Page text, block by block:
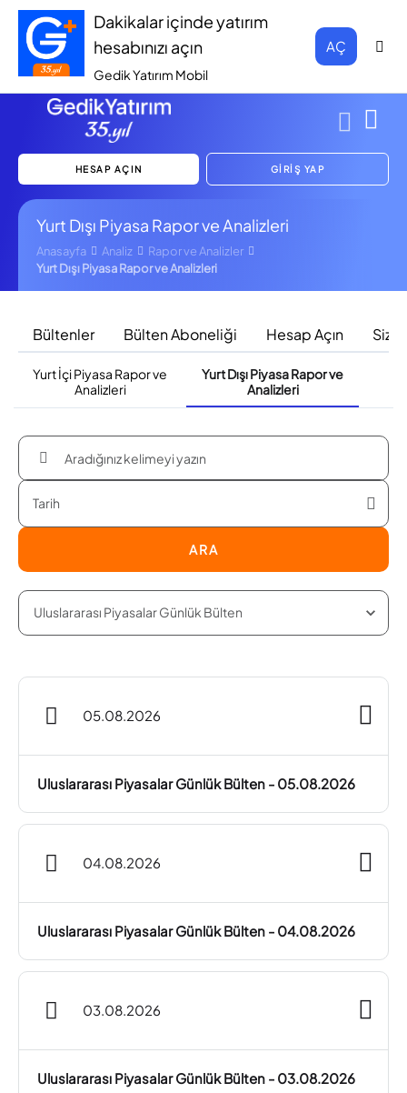
Dakikalar içinde yatırım
hesabınızı açın
Gedik Yatırım Mobil
AÇ
HESAP AÇIN GİRİŞ YAP
Yurt Dışı Piyasa Rapor ve Analizleri
Anasayfa Analiz
Rapor ve Analizler
Yurt Dışı Piyasa Rapor ve Analizleri
Bültenler Bülten Aboneliği Hesap Açın Sizi
Yurt İçi Piyasa Rapor ve
Analizleri
Yurt Dışı Piyasa Rapor ve
Analizleri
ARA
05.08.2026
Uluslararası Piyasalar Günlük Bülten - 05.08.2026
04.08.2026
Uluslararası Piyasalar Günlük Bülten - 04.08.2026
03.08.2026
Uluslararası Piyasalar Günlük Bülten - 03.08.2026